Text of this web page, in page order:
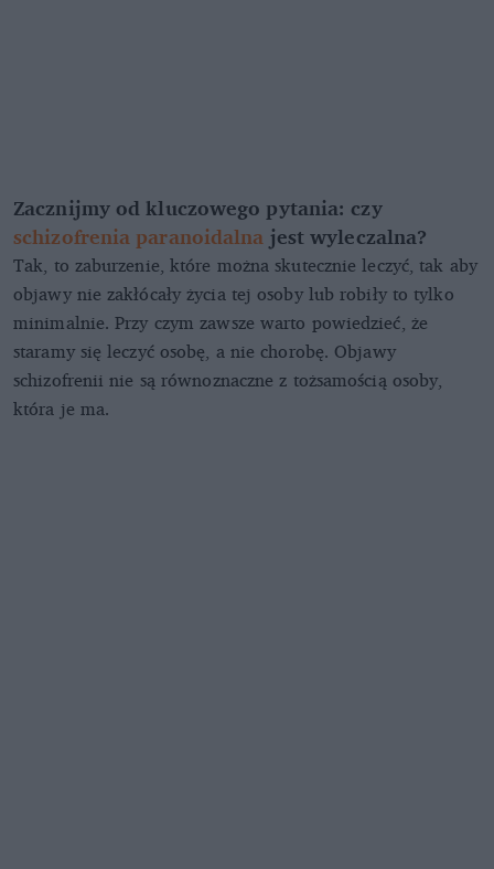
Zacznijmy od kluczowego pytania: czy
schizofrenia paranoidalna jest wyleczalna?
Tak, to zaburzenie, które można skutecznie leczyć, tak aby
objawy nie zakłócały życia tej osoby lub robiły to tylko
minimalnie. Przy czym zawsze warto powiedzieć, że
staramy się leczyć osobę, a nie chorobę. Objawy
schizofrenii nie są równoznaczne z tożsamością osoby,
która je ma.